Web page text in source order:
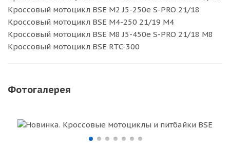
Кроссовый мотоцикл BSE M2 J5-250e S-PRO 21/18
Кроссовый мотоцикл BSE M4-250 21/19 M4
Кроссовый мотоцикл BSE M8 J5-450e S-PRO 21/18 M8
Кроссовый мотоцикл BSE RTC-300
Фотогалерея